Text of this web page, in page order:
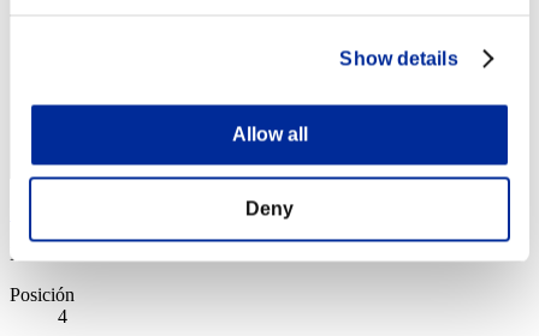
Show details
Allow all
Deny
Puntos:Lv:1/01'52"94
Posición
4